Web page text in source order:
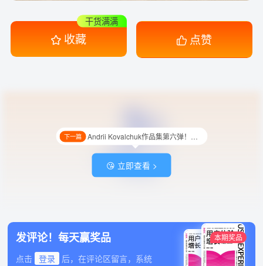
收藏
干货满满
点赞
😘 立即查看 >
下一篇 Andrii Kovalchuk作品集第六弹！14款可爱卡通动物Logo设计
发评论！每天赢奖品
点击 登录
后，在评论区留言，系统
本期奖品